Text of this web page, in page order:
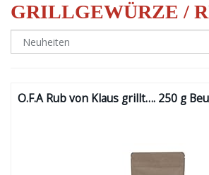
GRILLGEWÜRZE /
O.F.A Rub von Klaus grillt…. 250 g